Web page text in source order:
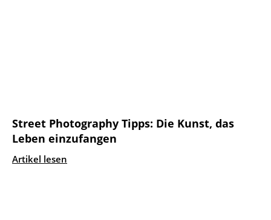
Street Photography Tipps: Die Kunst, das
Leben einzufangen
Artikel lesen